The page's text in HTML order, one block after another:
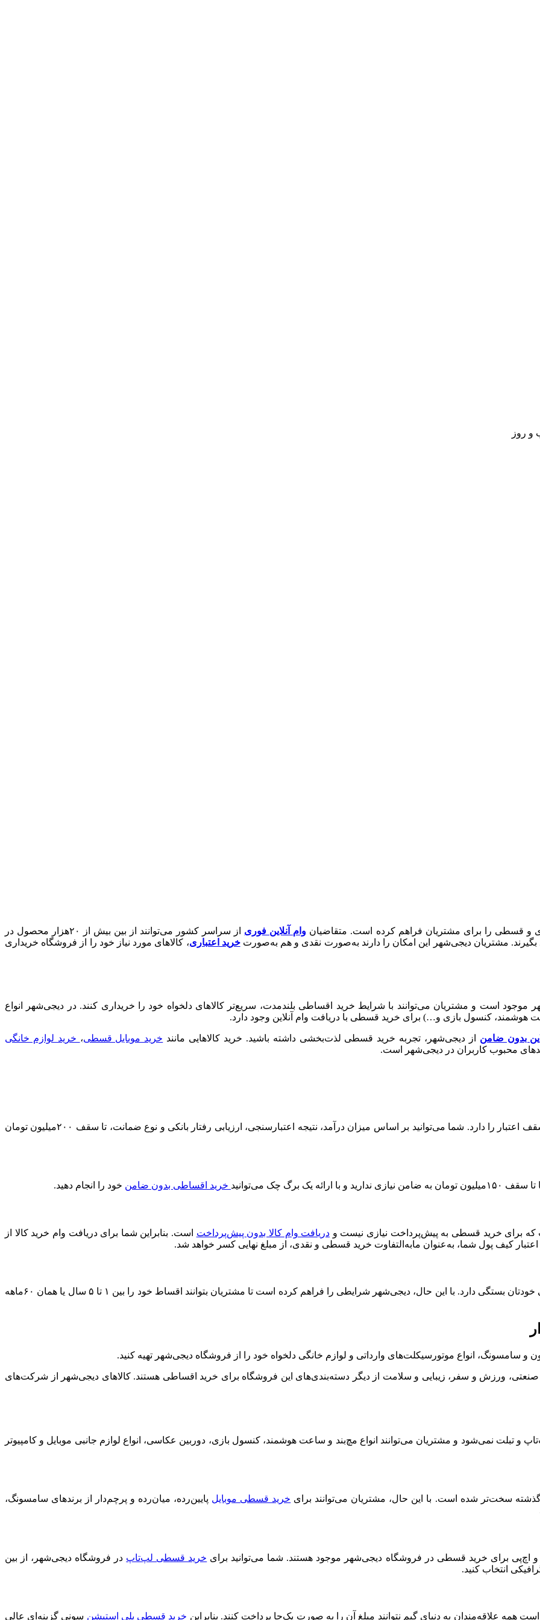
و روز
و قسطی را برای مشتریان فراهم کرده است. متقاضیان وام آنلاین فوری
از سراسر کشور می‌توانند از بین بیش از ۲۰هزار محصول در
مشتریان دیجی‌شهر این امکان را دارند به‌صورت نقدی و هم به‌صورت خرید اعتباری، کالاهای مورد نیاز خود را از فروشگاه خریداری
است و مشتریان می‌توانند با شرایط خرید اقساطی بلندمدت، سریع‌تر کالاهای دلخواه خود را خریداری کنند. در دیجی‌شهر انواع
هوشمند، کنسول بازی و…) برای خرید قسطی با دریافت وام آنلاین وجود دارد.
بدون ضامن از دیجی‌شهر، تجربه خرید قسطی لذت‌بخشی داشته باشید. خرید کالا‌هایی مانند خرید موبایل قسطی، خرید لوازم خانگی
محبوب کاربران در دیجی‌شهر است.
در مقایسه با سایر ارائه‌دهندگان وام خرید کالا، بیش‌ترین سقف اعتبار را دارد. شما می‌توانید بر اساس میزان درآمد، نتیجه اعتبارسنجی، ارزیابی رفتار بانکی و نوع ضمانت، تا سقف ۲۰۰میلیون تومان
چک می‌توانید خرید اقساطی بدون ضامن خود را انجام دهید.
که برای خرید قسطی به پیش‌پرداخت نیازی نیست و دریافت وام کالا بدون پیش‌پرداخت
است. بنابراین شما برای دریافت وام خرید کالا از
کیف پول شما، به‌عنوان مابه‌التفاوت خرید قسطی و نقدی، از مبلغ نهایی کسر خواهد شد.
مدت زمان بازپرداخت وام خرید کالا از دیجی‌شهر به برنامه‌ریزی مالی خودتان بستگی دارد. با این حال، دیجی‌شهر شرایطی را فراهم کرده است تا مشتریان بتوانند اقساط خود را بین ۱ تا ۵ سال یا همان ۶۰ماهه
و سامسونگ، انواع موتورسیکلت‌‌های وارداتی و لوازم خانگی دلخواه خود را از فروشگاه دیجی‌شهر تهیه کنید.
صنعتی، ورزش و سفر، زیبایی و سلامت از دیگر دسته‌بندی‌های این فروشگاه برای خرید اقساطی هستند. کالاهای دیجی‌شهر از شرکت‌های
و تبلت‌ نمی‌شود و مشتریان می‌توانند انواع مچ‌بند و ساعت هوشمند، کنسول بازی، دوربین عکاسی، انواع لوازم جانبی موبایل و کامپیوتر
سخت‌تر شده است. با این حال، مشتریان می‌توانند برای خرید قسطی موبایل پایین‌رده، میان‌رده و پرچم‌دار از برندهای سامسونگ،
و اچ‌پی برای خرید قسطی در فروشگاه دیجی‌شهر موجود هستند. شما می‌توانید برای خرید قسطی لپ‌تاپ در فروشگاه دیجی‌شهر، از بین
انتخاب کنید.
خرید قسطی پلی‌ استیشن سونی گزینه‌ای عالی